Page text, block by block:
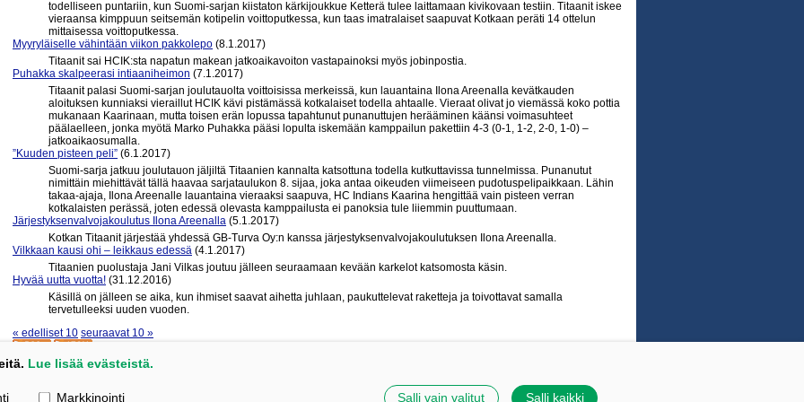
todelliseen puntariin, kun Suomi-sarjan kiistaton kärkijoukkue Ketterä tulee laittamaan kivikovaan testiin. Titaanit iskee
vieraansa kimppuun seitsemän kotipelin voittoputkessa, kun taas imatralaiset saapuvat Kotkaan peräti 14 ottelun
mittaisessa voittoputkessa.
Myyryläiselle vähintään viikon pakkolepo (8.1.2017)
Titaanit sai HCIK:sta napatun makean jatkoaikavoiton vastapainoksi myös jobinpostia.
Puhakka skalpeerasi intiaaniheimon (7.1.2017)
Titaanit palasi Suomi-sarjan joulutauolta voittoisissa merkeissä, kun lauantaina Ilona Areenalla kevätkauden
aloituksen kunniaksi vieraillut HCIK kävi pistämässä kotkalaiset todella ahtaalle. Vieraat olivat jo viemässä koko pottia
mukanaan Kaarinaan, mutta toisen erän lopussa tapahtunut punanuttujen herääminen käänsi voimasuhteet
päälaelleen, jonka myötä Marko Puhakka pääsi lopulta iskemään kamppailun pakettiin 4-3 (0-1, 1-2, 2-0, 1-0) –
jatkoaikaosumalla.
”Kuuden pisteen peli” (6.1.2017)
Suomi-sarja jatkuu joulutauon jäljiltä Titaanien kannalta katsottuna todella kutkuttavissa tunnelmissa. Punanutut
nimittäin miehittävät tällä haavaa sarjataulukon 8. sijaa, joka antaa oikeuden viimeiseen pudotuspelipaikkaan. Lähin
takaa-ajaja, Ilona Areenalle lauantaina vieraaksi saapuva, HC Indians Kaarina hengittää vain pisteen verran
kotkalaisten perässä, joten edessä olevasta kamppailusta ei panoksia tule liiemmin puuttumaan.
Järjestyksenvalvojakoulutus Ilona Areenalla (5.1.2017)
Kotkan Titaanit järjestää yhdessä GB-Turva Oy:n kanssa järjestyksenvalvojakoulutuksen Ilona Areenalla.
Vilkkaan kausi ohi – leikkaus edessä (4.1.2017)
Titaanien puolustaja Jani Vilkas joutuu jälleen seuraamaan kevään karkelot katsomosta käsin.
Hyvää uutta vuotta! (31.12.2016)
Käsillä on jälleen se aika, kun ihmiset saavat aihetta juhlaan, paukuttelevat raketteja ja toivottavat samalla
tervetulleeksi uuden vuoden.
« edelliset 10 seuraavat 10 »
Tehty Yhdistysavaimella | Evästeet
Kotka
Lue lisää evästeistä.
Markkinointi Salli vain valitut Salli kaikki